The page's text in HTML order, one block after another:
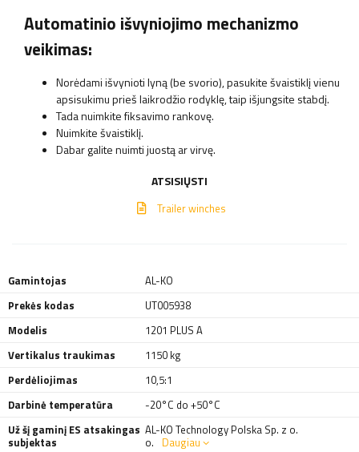
Automatinio išvyniojimo mechanizmo
veikimas:
Norėdami išvynioti lyną (be svorio), pasukite švaistiklį vienu
apsisukimu prieš laikrodžio rodyklę, taip išjungsite stabdį.
Tada nuimkite fiksavimo rankovę.
Nuimkite švaistiklį.
Dabar galite nuimti juostą ar virvę.
ATSISIŲSTI
Trailer winches
Gamintojas
AL-KO
Prekės kodas
UT005938
Modelis
1201 PLUS A
Vertikalus traukimas
1150 kg
Perdėliojimas
10,5:1
Darbinė temperatūra
-20°C do +50°C
Už šį gaminį ES atsakingas
subjektas
AL-KO Technology Polska Sp. z o.
o. Daugiau